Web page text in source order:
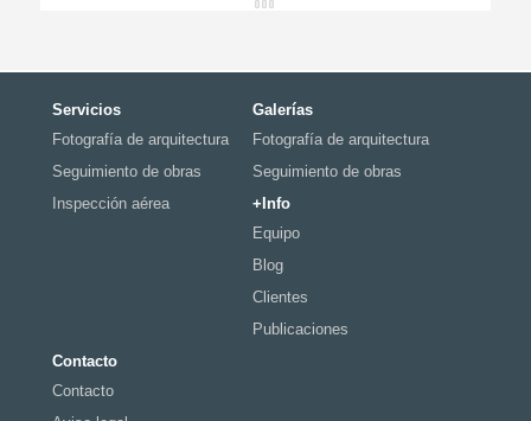
Servicios
Fotografía de arquitectura
Seguimiento de obras
Inspección aérea
Galerías
Fotografía de arquitectura
Seguimiento de obras
+Info
Equipo
Blog
Clientes
Publicaciones
Contacto
Contacto